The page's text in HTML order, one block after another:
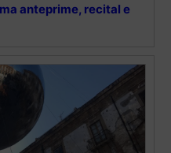
anteprime, recital e